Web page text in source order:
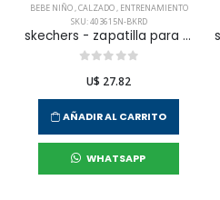
BEBE NIÑO,CALZADO, ENTRENAMIENTO
SKU: 403615N-BKRD
skechers - zapatilla para entrenamiento selectors para niño infante
U$ 27.82
AÑADIR AL CARRITO
WHATSAPP